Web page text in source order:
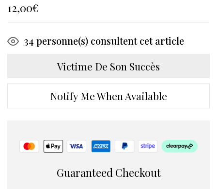
12,00€
34 personne(s) consultent cet article
Victime De Son Succès
Notify Me When Available
Guaranteed Checkout